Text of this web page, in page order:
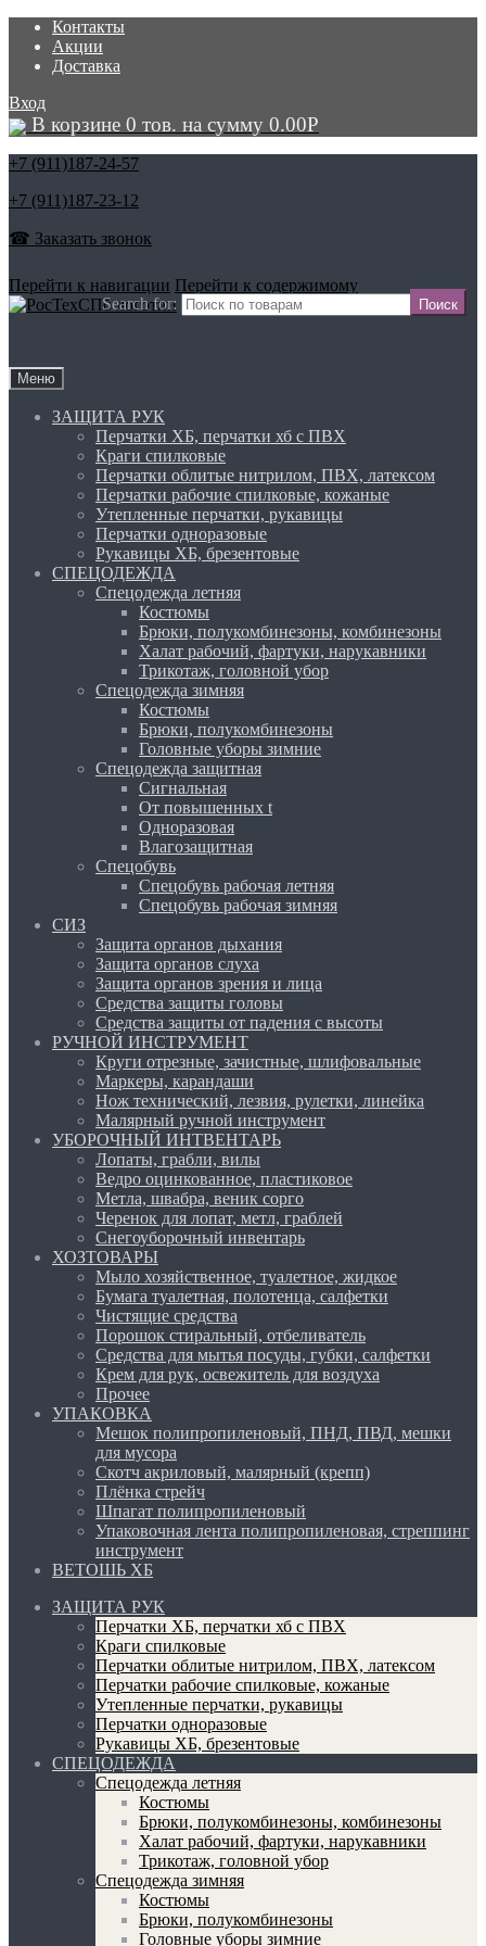
Контакты
Акции
Доставка
Вход
В корзине 0 тов. на сумму 0.00Р
+7 (911)187-24-57
+7 (911)187-23-12
☎ Заказать звонок
Search for:
Перейти к навигации Перейти к содержимому
Меню
ЗАЩИТА РУК
Перчатки ХБ, перчатки хб с ПВХ
Краги спилковые
Перчатки облитые нитрилом, ПВХ, латексом
Перчатки рабочие спилковые, кожаные
Утепленные перчатки, рукавицы
Перчатки одноразовые
Рукавицы ХБ, брезентовые
СПЕЦОДЕЖДА
Спецодежда летняя
Костюмы
Брюки, полукомбинезоны, комбинезоны
Халат рабочий, фартуки, нарукавники
Трикотаж, головной убор
Спецодежда зимняя
Костюмы
Брюки, полукомбинезоны
Головные уборы зимние
Спецодежда защитная
Сигнальная
От повышенных t
Одноразовая
Влагозащитная
Спецобувь
Спецобувь рабочая летняя
Спецобувь рабочая зимняя
СИЗ
Защита органов дыхания
Защита органов слуха
Защита органов зрения и лица
Средства защиты головы
Средства защиты от падения с высоты
РУЧНОЙ ИНСТРУМЕНТ
Круги отрезные, зачистные, шлифовальные
Маркеры, карандаши
Нож технический, лезвия, рулетки, линейка
Малярный ручной инструмент
УБОРОЧНЫЙ ИНТВЕНТАРЬ
Лопаты, грабли, вилы
Ведро оцинкованное, пластиковое
Метла, швабра, веник сорго
Черенок для лопат, метл, граблей
Снегоуборочный инвентарь
ХОЗТОВАРЫ
Мыло хозяйственное, туалетное, жидкое
Бумага туалетная, полотенца, салфетки
Чистящие средства
Порошок стиральный, отбеливатель
Средства для мытья посуды, губки, салфетки
Крем для рук, освежитель для воздуха
Прочее
УПАКОВКА
Мешок полипропиленовый, ПНД, ПВД, мешки
для мусора
Скотч акриловый, малярный (крепп)
Плёнка стрейч
Шпагат полипропиленовый
Упаковочная лента полипропиленовая, стреппинг
инструмент
ВЕТОШЬ ХБ
ЗАЩИТА РУК
Перчатки ХБ, перчатки хб с ПВХ
Краги спилковые
Перчатки облитые нитрилом, ПВХ, латексом
Перчатки рабочие спилковые, кожаные
Утепленные перчатки, рукавицы
Перчатки одноразовые
Рукавицы ХБ, брезентовые
СПЕЦОДЕЖДА
Спецодежда летняя
Костюмы
Брюки, полукомбинезоны, комбинезоны
Халат рабочий, фартуки, нарукавники
Трикотаж, головной убор
Спецодежда зимняя
Костюмы
Брюки, полукомбинезоны
Головные уборы зимние